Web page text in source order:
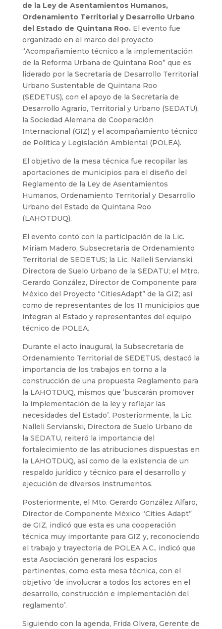
de la Ley de Asentamientos Humanos,
Ordenamiento Territorial y Desarrollo Urbano
del Estado de Quintana Roo. El evento fue
organizado en el marco del proyecto
“Acompañamiento técnico a la implementación
de la Reforma Urbana de Quintana Roo” que es
liderado por la Secretaría de Desarrollo Territorial
Urbano Sustentable de Quintana Roo
(SEDETUS), con el apoyo de la Secretaría de
Desarrollo Agrario, Territorial y Urbano (SEDATU),
la Sociedad Alemana de Cooperación
Internacional (GIZ) y el acompañamiento técnico
de Política y Legislación Ambiental (POLEA).
El objetivo de la mesa técnica fue recopilar las
aportaciones de municipios para el diseño del
Reglamento de la Ley de Asentamientos
Humanos, Ordenamiento Territorial y Desarrollo
Urbano del Estado de Quintana Roo
(LAHOTDUQ).
El evento contó con la participación de la Lic.
Miriam Madero, Subsecretaria de Ordenamiento
Territorial de SEDETUS; la Lic. Nalleli Servianski,
Directora de Suelo Urbano de la SEDATU; el Mtro.
Gerardo González, Director de Componente para
México del Proyecto “CitiesAdapt” de la GIZ; así
como de representantes de los 11 municipios que
integran al Estado y representantes del equipo
técnico de POLEA.
Durante el acto inaugural, la Subsecretaria de
Ordenamiento Territorial de SEDETUS, destacó la
importancia de los trabajos en torno a la
construcción de una propuesta Reglamento para
la LAHOTDUQ, mismos que ‘buscarán promover
la implementación de la ley y reflejar las
necesidades del Estado’. Posteriormente, la Lic.
Nalleli Servianski, Directora de Suelo Urbano de
la SEDATU, reiteró la importancia del
fortalecimiento de las atribuciones dispuestas en
la LAHOTDUQ, así como de la existencia de un
respaldo jurídico y técnico para el desarrollo y
ejecución de diversos instrumentos.
Posteriormente, el Mto. Gerardo González Alfaro,
Director de Componente México “Cities Adapt”
de GIZ, indicó que esta es una cooperación
técnica muy importante para GIZ y, reconociendo
el trabajo y trayectoria de POLEA A.C., indicó que
esta Asociación generará los espacios
pertinentes, como esta mesa técnica, con el
objetivo ‘de involucrar a todos los actores en el
desarrollo, construcción e implementación del
reglamento’.
Siguiendo con la agenda, Frida Olvera, Gerente de